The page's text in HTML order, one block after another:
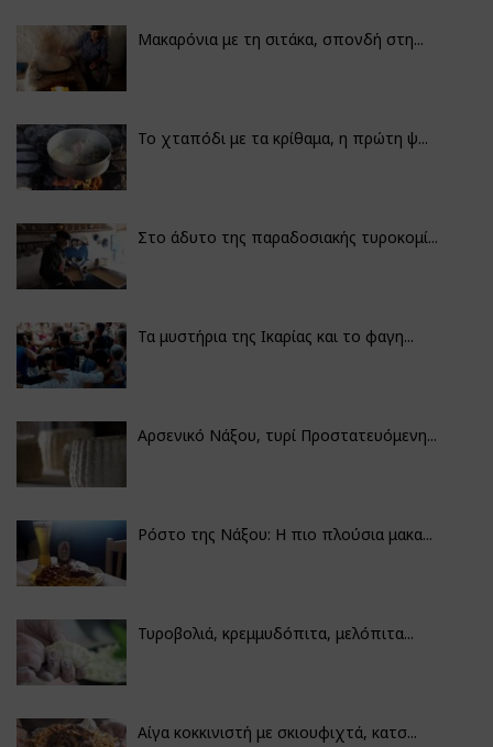
Μακαρόνια με τη σιτάκα, σπονδή στη...
Το χταπόδι με τα κρίθαμα, η πρώτη ψ...
Στο άδυτο της παραδοσιακής τυροκομί...
Τα μυστήρια της Ικαρίας και το φαγη...
Αρσενικό Νάξου, τυρί Προστατευόμενη...
Ρόστο της Νάξου: Η πιο πλούσια μακα...
Τυροβολιά, κρεμμυδόπιτα, μελόπιτα...
Αίγα κοκκινιστή με σκιουφιχτά, κατσ...